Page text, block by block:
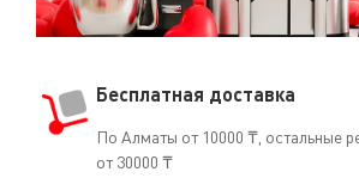
Бесплатная доставка
По Алматы от 10000 ₸, остальные
от 30000 ₸